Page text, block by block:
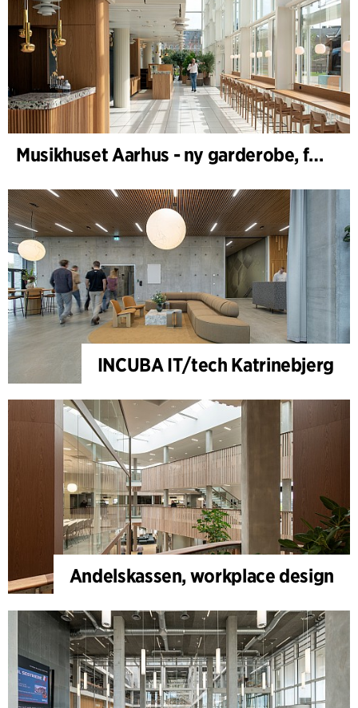
Musikhuset Aarhus - ny garderobe, foyer- og cafébar
INCUBA IT/tech Katrinebjerg
Andelskassen, workplace design